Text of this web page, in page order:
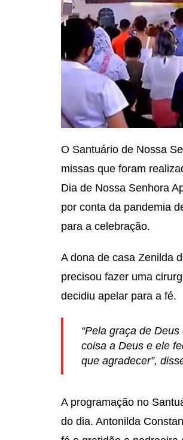
O Santuário de Nossa
missas que foram
Dia de Nossa Senhora
por conta da pandemia
para a celebração.
A dona de casa Zenilda
precisou fazer uma
decidiu apelar para a fé.
“Pela graça de
coisa a Deus e ele
que agradecer”,
A programação no
do dia. Antonilda